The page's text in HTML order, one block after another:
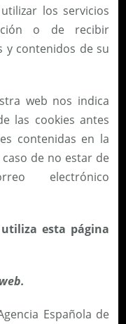
los servicios
o de recibir
y contenidos de su
web nos indica
las cookies antes
contenidas en la
de no estar de
electrónico
esta página
Española de